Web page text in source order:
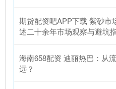
期货配资吧APP下载 紫砂市
述二十余年市场观察与避坑
海南658配资 迪丽热巴：从
远？